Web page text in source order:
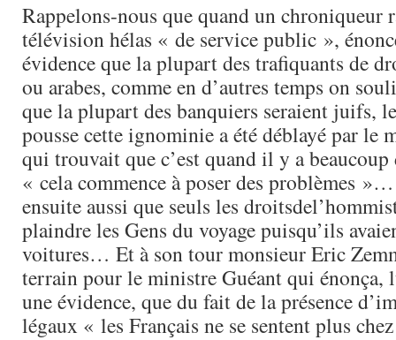
Rappelons-nous que quand un chroniqueur
télévision hélas « de service public »,
évidence que la plupart des trafiquants de
ou arabes, comme en d’autres temps on
que la plupart des banquiers seraient juifs,
pousse cette ignominie a été déblayé par le
qui trouvait que c’est quand il y a beaucoup
« cela commence à poser des problèmes
ensuite aussi que seuls les
plaindre les Gens du voyage puisqu’ils
voitures… Et à son tour monsieur Eric
terrain pour le ministre Guéant qui énonça,
une évidence, que du fait de la présence
légaux « les Français ne se sentent plus